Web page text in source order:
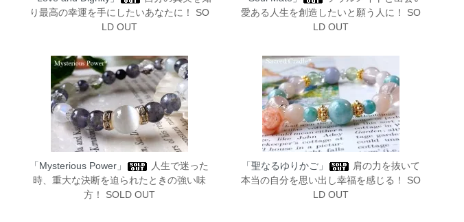
り最高の幸運を手にしたいあなたに！ SO
LD OUT
愛ある人生を創造したいと願う人に！ SO
LD OUT
「Mysterious Power」
人生で迷った
時、重大な決断を迫られたときの強い味
方！ SOLD OUT
「聖なるゆりかご」
肩の力を抜いて
本当の自分を思い出し幸福を感じる！ SO
LD OUT